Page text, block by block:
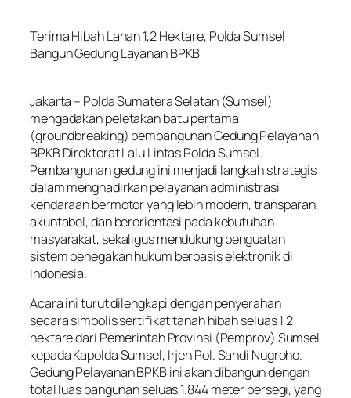
Terima Hibah Lahan 1,2 Hektare, Polda Sumsel
Bangun Gedung Layanan BPKB
Jakarta – Polda Sumatera Selatan (Sumsel)
mengadakan peletakan batu pertama
(groundbreaking) pembangunan Gedung Pelayanan
BPKB Direktorat Lalu Lintas Polda Sumsel.
Pembangunan gedung ini menjadi langkah strategis
dalam menghadirkan pelayanan administrasi
kendaraan bermotor yang lebih modern, transparan,
akuntabel, dan berorientasi pada kebutuhan
masyarakat, sekaligus mendukung penguatan
sistem penegakan hukum berbasis elektronik di
Indonesia.
Acara ini turut dilengkapi dengan penyerahan
secara simbolis sertifikat tanah hibah seluas 1,2
hektare dari Pemerintah Provinsi (Pemprov) Sumsel
kepada Kapolda Sumsel, Irjen Pol. Sandi Nugroho.
Gedung Pelayanan BPKB ini akan dibangun dengan
total luas bangunan seluas 1.844 meter persegi, yang